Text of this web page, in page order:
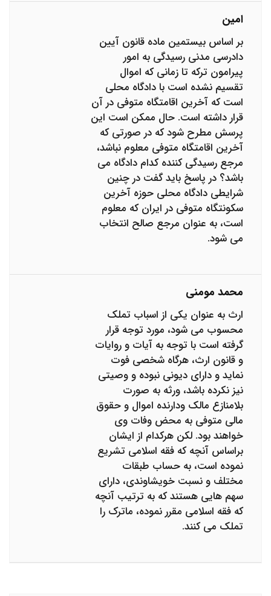
امین
بر اساس بیستمین ماده قانون آیین
دادرسی مدنی رسیدگی به امور
پیرامون ترکه تا زمانی که اموال
تقسیم نشده است با دادگاه محلی
است که آخرین اقامتگاه متوفی در آن
قرار داشته است. حال ممکن است این
پرسش مطرح شود که در صورتی که
آخرین اقامتگاه متوفی معلوم نباشد،
مرجع رسیدگی کننده کدام دادگاه می
باشد؟ در پاسخ باید گفت در چنین
شرایطی دادگاه محلی حوزه آخرین
سکونتگاه متوفی در ایران که معلوم
است، به عنوان مرجع صالح انتخاب
می شود.
محمد مومنی
ارث به عنوان یکی از اسباب تملک
محسوب می شود، مورد توجه قرار
گرفته است با توجه به آیات و روایات
و قانون ارث، هرگاه شخصی فوت
نماید و دارای دیونی نبوده و وصیتی
نیز نکرده باشد، ورثه به صورت
بلامنازع مالک ودارنده اموال و حقوق
مالی متوفی به محض وفات وی
خواهند بود. لکن هرکدام از ایشان
براساس آنچه که فقه اسلامی تشریع
نموده است، به حساب طبقات
مختلف و نسبت خویشاوندی، دارای
سهم هایی هستند که به ترتیب آنچه
که فقه اسلامی مقرر نموده، ماترک را
تملک می کنند.